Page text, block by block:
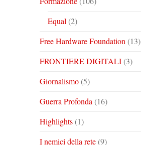
Equal (2)
Free Hardware Foundation (13)
FRONTIERE DIGITALI(3)
Giornalismo(5)
Guerra Profonda (16)
Highlights(1)
I nemici della rete(9)